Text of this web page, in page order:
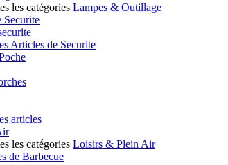
les catégories Lampes & Outillage
Securite
Articles de Securite
articles
les catégories Loisirs & Plein Air
de Barbecue